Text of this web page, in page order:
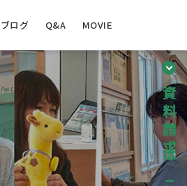
ブログ Q&A MOVIE